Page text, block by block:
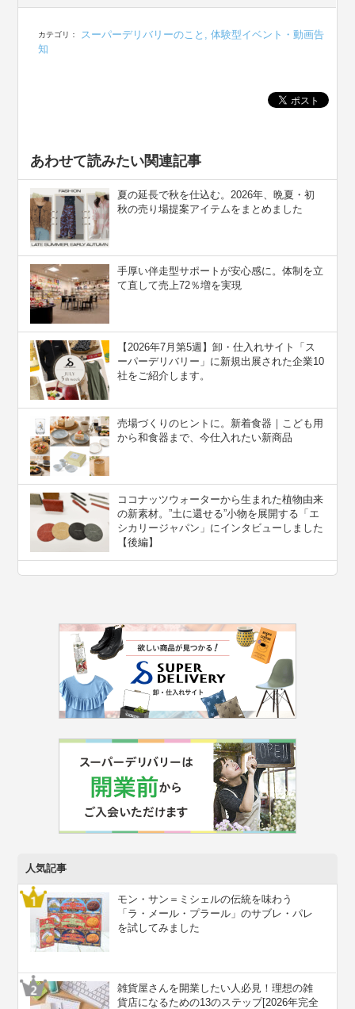
カテゴリ： スーパーデリバリーのこと ,体験型イベント・動画告
知
あわせて読みたい関連記事
夏の延長で秋を仕込む。2026年、晩夏・初
秋の売り場提案アイテムをまとめました
手厚い伴走型サポートが安心感に。体制を立
て直して売上72％増を実現
【2026年7月第5週】卸・仕入れサイト「ス
ーパーデリバリー」に新規出展された企業10
社をご紹介します。
売場づくりのヒントに。新着食器｜こども用
から和食器まで、今仕入れたい新商品
ココナッツウォーターから生まれた植物由来
の新素材。”⼟に還せる”小物を展開する「エ
シカリージャパン」にインタビューしました
【後編】
人気記事
モン・サン＝ミシェルの伝統を味わう
「ラ・メール・プラール」のサブレ・パレ
を試してみました
雑貨屋さんを開業したい人必見！理想の雑
貨店になるための13のステップ[2026年完全